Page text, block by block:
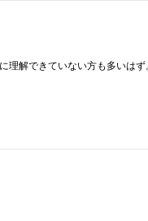
理解できていない方も多いは